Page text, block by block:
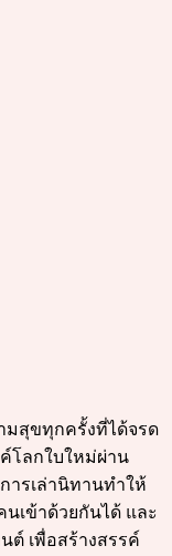
มสุขทุกครั้งที่ได้จรด
โลกใบใหม่ผ่าน
ารเล่านิทานทำให้
นเข้าด้วยกันได้ และ
ต์ เพื่อสร้างสรรค์